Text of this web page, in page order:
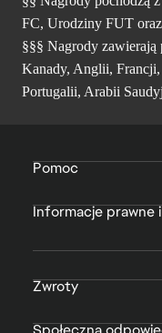
FC, Urodziny FUT
§§§ Nagrody
Kanady, Anglii,
Portugalii, Arabii
Pomoc
Informacje prawne
Zwroty